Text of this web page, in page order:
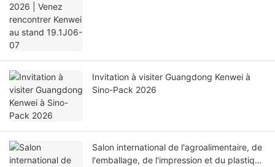
Invitation à visiter Guangdong Kenwei à
Sino-Pack 2026
Salon international de l'agroalimentaire, de
l'emballage, de l'impression et du plastique